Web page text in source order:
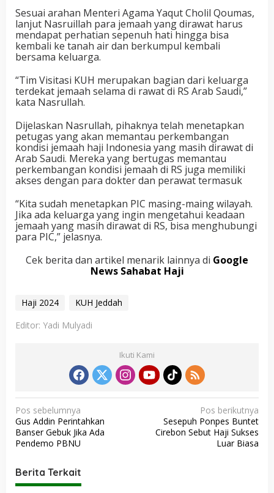
Sesuai arahan Menteri Agama Yaqut Cholil Qoumas,
lanjut Nasruillah para jemaah yang dirawat harus
mendapat perhatian sepenuh hati hingga bisa
kembali ke tanah air dan berkumpul kembali
bersama keluarga.
“Tim Visitasi KUH merupakan bagian dari keluarga
terdekat jemaah selama di rawat di RS Arab Saudi,”
kata Nasrullah.
Dijelaskan Nasrullah, pihaknya telah menetapkan
petugas yang akan memantau perkembangan
kondisi jemaah haji Indonesia yang masih dirawat di
Arab Saudi. Mereka yang bertugas memantau
perkembangan kondisi jemaah di RS juga memiliki
akses dengan para dokter dan perawat termasuk
“Kita sudah menetapkan PIC masing-maing wilayah.
Jika ada keluarga yang ingin mengetahui keadaan
jemaah yang masih dirawat di RS, bisa menghubungi
para PIC,” jelasnya.
Cek berita dan artikel menarik lainnya di Google
News Sahabat Haji
Haji 2024
KUH Jeddah
Editor: Yadi Mulyadi
Ikuti Kami
N
a
v
g
Pos sebelumnya
Gus Addin Perintahkan
Banser Gebuk Jika Ada
Pendemo PBNU
Pos berikutnya
Sesepuh Ponpes Buntet
Cirebon Sebut Haji Sukses
Luar Biasa
Berita Terkait